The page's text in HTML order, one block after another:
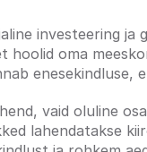
investeering
hoolid oma
enesekindluse,
vaid oluline
lahendatakse